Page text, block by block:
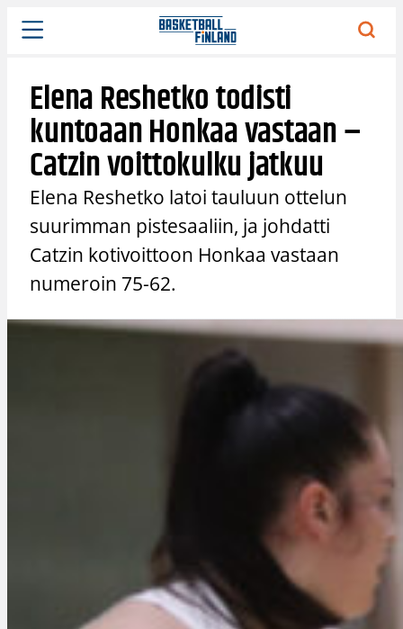
Siirry
sisältöön
Elena Reshetko todisti
kuntoaan Honkaa vastaan –
Catzin voittokulku jatkuu
Elena Reshetko latoi tauluun ottelun
suurimman pistesaaliin, ja johdatti
Catzin kotivoittoon Honkaa vastaan
numeroin 75-62.